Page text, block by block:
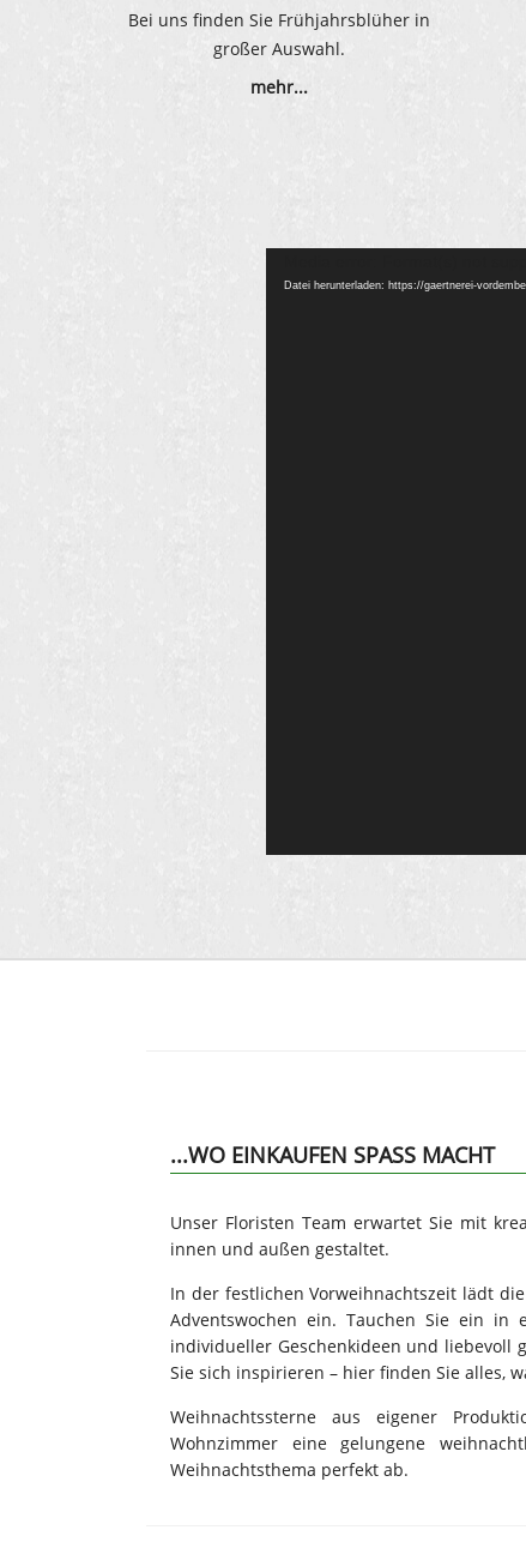
Bei uns finden Sie Frühjahrsblüher in
großer Auswahl.
mehr...
Datei herunterladen: https://gaertnerei-
...WO EINKAUFEN SPASS MACHT
Unser Floristen Team erwartet Sie mit
innen und außen gestaltet.
In der festlichen Vorweihnachtszeit lädt
Adventswochen ein. Tauchen Sie ein in
individueller Geschenkideen und liebevoll
Sie sich inspirieren – hier finden Sie alles,
Weihnachtssterne aus eigener
Wohnzimmer eine gelungene
Weihnachtsthema perfekt ab.